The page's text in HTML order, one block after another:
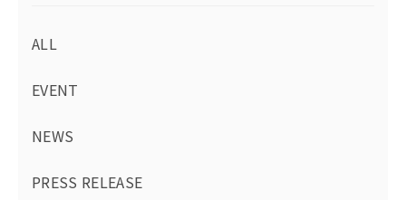
ALL
EVENT
NEWS
PRESS RELEASE